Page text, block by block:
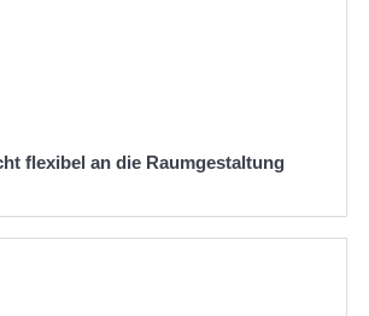
flexibel an die Raumgestaltung